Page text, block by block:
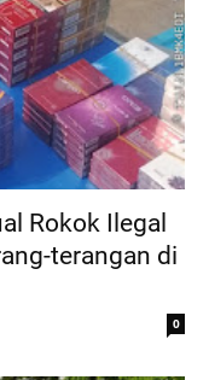
Rokok Ilegal
terangan di
0